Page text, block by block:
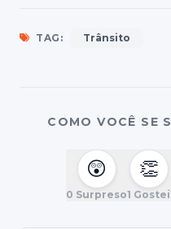
TAG: Trânsito
COMO VOCÊ SE
😲
0 Surpreso
👏
1 Gostei